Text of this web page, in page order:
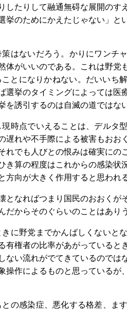
たりして融通無碍な展開のす
のためにかえたじゃない」と
ないだろう。かりにワンチ
がいいのである。これは野党
とになりかねない。だいいち
挙のタイミングによっては医
誘引するのは自滅の道ではな
点でいえることは、デルタ
れや不手際による被害もおお
でも人びとの恨みは確実にの
算の程度はこれからの感染状
向が大きく作用すると思われる
なればつまり国民のおおくが
からそのぐらいのことはあり
野党までかんばしくないとな
権者の比率があがっていると
い流れがでてきているのでは
作によるものと思っているが
感染症、悪化する格差、ま